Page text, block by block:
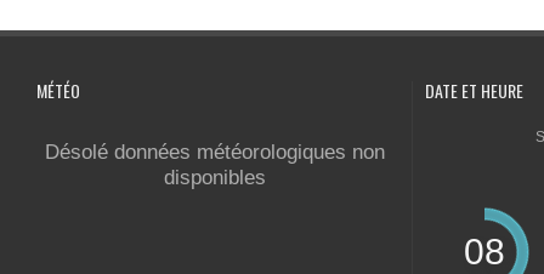
MÉTÉO
Désolé données météorologiques non
disponibles
DATE ET HEURE
08